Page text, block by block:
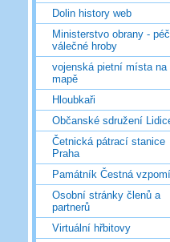
Dolin history web
Ministerstvo obrany -
válečné hroby
vojenská pietní místa na
mapě
Hloubkaři
Občanské sdružení
Četnická pátrací stanice
Praha
Památník Čestná
Osobní stránky členů a
partnerů
Virtuální hřbitovy